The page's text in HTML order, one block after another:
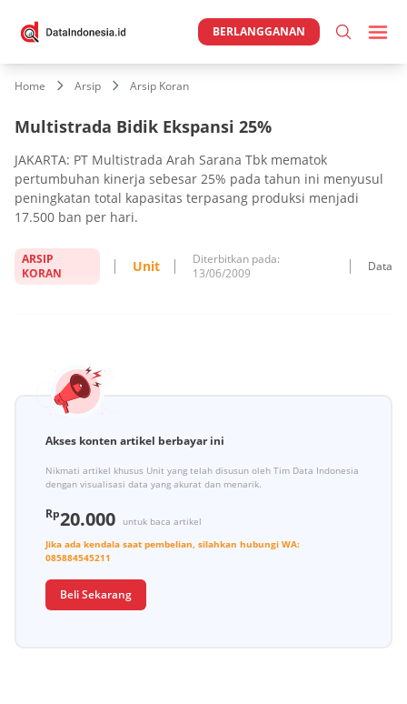
BERLANGGANAN
Home Arsip Arsip Koran
Multistrada Bidik Ekspansi 25%
JAKARTA: PT Multistrada Arah Sarana Tbk mematok
pertumbuhan kinerja sebesar 25% pada tahun ini menyusul
peningkatan total kapasitas terpasang produksi menjadi
17.500 ban per hari.
ARSIP
KORAN
Unit
Diterbitkan pada:
13/06/2009
Data
Akses konten artikel berbayar ini
Nikmati artikel khusus Unit yang telah disusun oleh Tim Data Indonesia
dengan visualisasi data yang akurat dan menarik.
Rp20.000
untuk baca artikel
Jika ada kendala saat pembelian, silahkan hubungi WA:
085884545211
Beli Sekarang